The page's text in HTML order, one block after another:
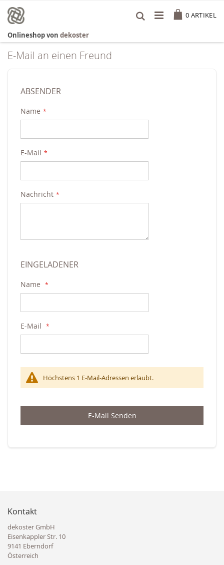
Inhalt
springen
0 ARTIKEL
Onlineshop von dekoster
E-Mail an einen Freund
ABSENDER
Name
E-Mail
Nachricht
EINGELADENER
Name
E-Mail
Höchstens 1 E-Mail-Adressen erlaubt.
E-Mail Senden
Kontakt
dekoster GmbH
Eisenkappler Str. 10
9141 Eberndorf
Österreich